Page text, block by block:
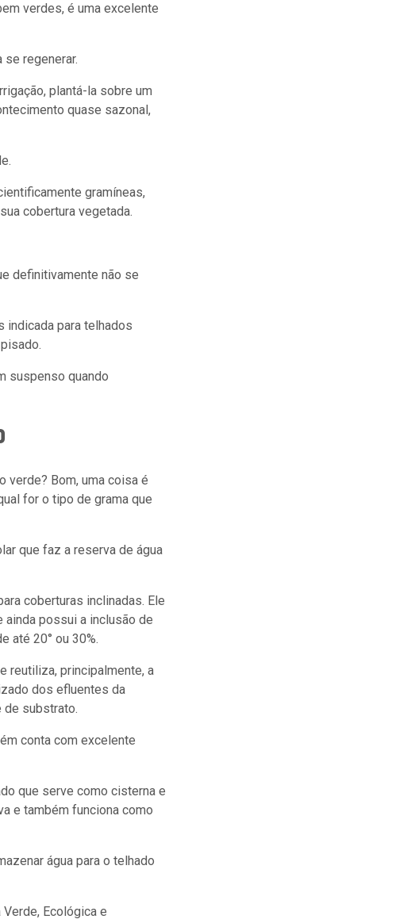
verdes, é uma excelente
regenerar.
plantá-la sobre um
quase sazonal,
gramíneas,
cobertura vegetada.
definitivamente não se
indicada para telhados
suspenso quando
verde? Bom, uma coisa é
for o tipo de grama que
que faz a reserva de água
coberturas inclinadas. Ele
ainda possui a inclusão de
até 20° ou 30%.
reutiliza, principalmente, a
dos efluentes da
de substrato.
conta com excelente
que serve como cisterna e
e também funciona como
água para o telhado
Ecológica e